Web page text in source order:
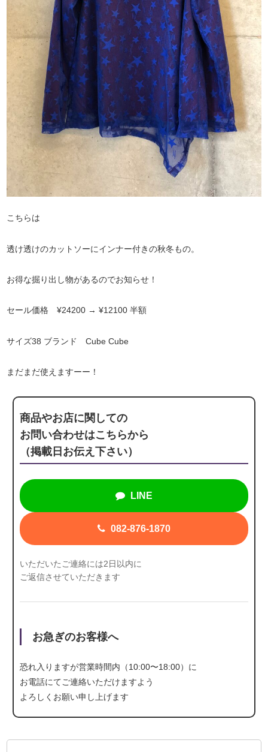
こちらは
透け透けのカットソーにインナー付きの秋冬もの。
お得な掘り出し物があるのでお知らせ！
セール価格 ¥24200 → ¥12100 半額
サイズ38 ブランド Cube Cube
まだまだ使えますーー！
商品やお店に関しての
お問い合わせはこちらから
（掲載日お伝え下さい）
LINE
082-876-1870
いただいたご連絡には2日以内に
ご返信させていただきます
お急ぎのお客様へ
恐れ入りますが営業時間内（10:00〜18:00）に
お電話にてご連絡いただけますよう
よろしくお願い申し上げます